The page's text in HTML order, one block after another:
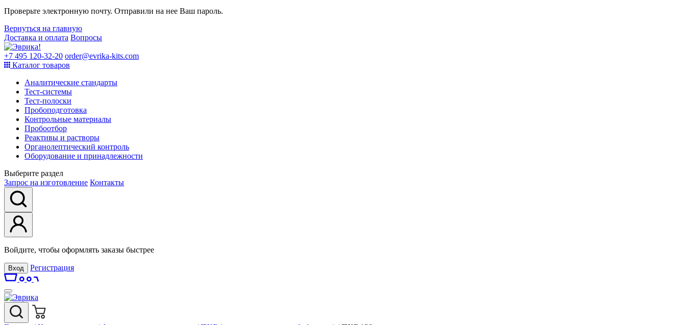
Проверьте электронную почту. Отправили на нее Ваш пароль.
Вернуться на главную
Доставка и оплата Вопросы
+7 495 120-32-20 order@evrika-kits.com
Каталог товаров
Аналитические стандарты
Тест-системы
Тест-полоски
Пробоподготовка
Контрольные материалы
Пробоотбор
Реактивы и растворы
Органолептический контроль
Оборудование и принадлежности
Выберите раздел
Запрос на изготовление Контакты
Войдите, чтобы оформлять заказы быстрее
Вход Регистрация